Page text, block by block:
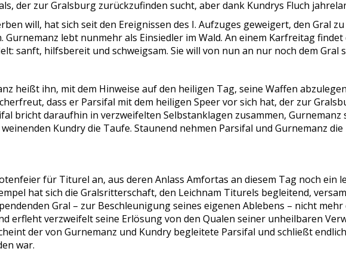
der zur Gralsburg zurückzufinden sucht, aber dank Kundrys Fluch
will, hat sich seit den Ereignissen des I. Aufzuges geweigert, den Gral
lebt nunmehr als Einsiedler im Wald. An einem Karfreitag
sanft, hilfsbereit und schweigsam. Sie will von nun an nur noch dem Gral
heißt ihn, mit dem Hinweise auf den heiligen Tag, seine Waffen
dass er Parsifal mit dem heiligen Speer vor sich hat, der zur
bricht daraufhin in verzweifelten Selbstanklagen zusammen,
Kundry die Taufe. Staunend nehmen Parsifal und Gurnemanz
für Titurel an, aus deren Anlass Amfortas an diesem Tag noch ein
hat sich die Gralsritterschaft, den Leichnam Titurels begleitend,
Gral – zur Beschleunigung seines eigenen Ablebens – nicht
erfleht verzweifelt seine Erlösung von den Qualen seiner unheilbaren
der von Gurnemanz und Kundry begleitete Parsifal und schließt
war.